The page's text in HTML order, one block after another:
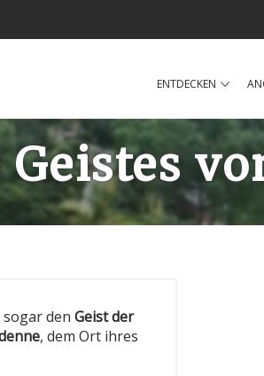
ENTDECKEN
den Geist der
, dem Ort ihres